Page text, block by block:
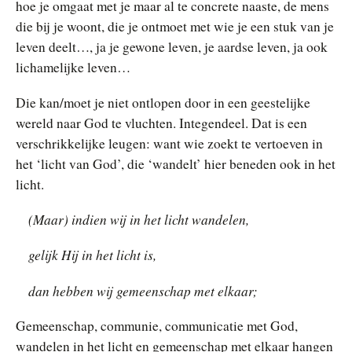
hoe je omgaat met je maar al te concrete naaste, de mens
die bij je woont, die je ontmoet met wie je een stuk van je
leven deelt…, ja je gewone leven, je aardse leven, ja ook
lichamelijke leven…
Die kan/moet je niet ontlopen door in een geestelijke
wereld naar God te vluchten. Integendeel. Dat is een
verschrikkelijke leugen: want wie zoekt te vertoeven in
het ‘licht van God’, die ‘wandelt’ hier beneden ook in het
licht.
(Maar) indien wij in het licht wandelen,
gelijk Hij in het licht is,
dan hebben wij gemeenschap met elkaar;
Gemeenschap, communie, communicatie met God,
wandelen in het licht en gemeenschap met elkaar hangen